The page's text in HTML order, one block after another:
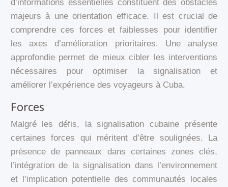
d’informations essentielles constituent des obstacles
majeurs à une orientation efficace. Il est crucial de
comprendre ces forces et faiblesses pour identifier
les axes d’amélioration prioritaires. Une analyse
approfondie permet de mieux cibler les interventions
nécessaires pour optimiser la signalisation et
améliorer l’expérience des voyageurs à Cuba.
Forces
Malgré les défis, la signalisation cubaine présente
certaines forces qui méritent d’être soulignées. La
présence de panneaux dans certaines zones clés,
l’intégration de la signalisation dans l’environnement
et l’implication potentielle des communautés locales